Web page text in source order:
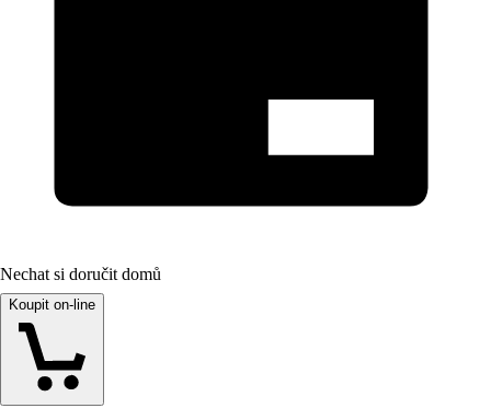
Nechat si doručit domů
Koupit on-line